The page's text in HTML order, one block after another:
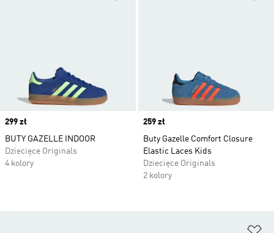
Price
299 zł
BUTY GAZELLE INDOOR
Dziecięce Originals
4 kolory
Price
259 zł
Buty Gazelle Comfort Closure
Elastic Laces Kids
Dziecięce Originals
2 kolory